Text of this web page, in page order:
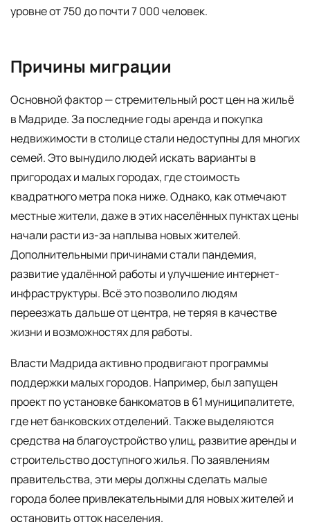
уровне от 750 до почти 7 000 человек.
Причины миграции
Основной фактор — стремительный рост цен на жильё
в Мадриде. За последние годы аренда и покупка
недвижимости в столице стали недоступны для многих
семей. Это вынудило людей искать варианты в
пригородах и малых городах, где стоимость
квадратного метра пока ниже. Однако, как отмечают
местные жители, даже в этих населённых пунктах цены
начали расти из-за наплыва новых жителей.
Дополнительными причинами стали пандемия,
развитие удалённой работы и улучшение интернет-
инфраструктуры. Всё это позволило людям
переезжать дальше от центра, не теряя в качестве
жизни и возможностях для работы.
Власти Мадрида активно продвигают программы
поддержки малых городов. Например, был запущен
проект по установке банкоматов в 61 муниципалитете,
где нет банковских отделений. Также выделяются
средства на благоустройство улиц, развитие аренды и
строительство доступного жилья. По заявлениям
правительства, эти меры должны сделать малые
города более привлекательными для новых жителей и
остановить отток населения.